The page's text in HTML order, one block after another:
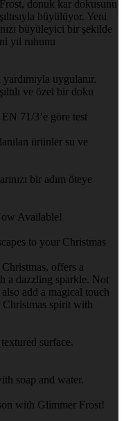
donuk kar dokusunu
büyülüyor. Yeni
büyüleyici bir şekilde
yıl ruhunu
uygulanır.
ve özel bir doku
71/3’e göre test
ürünler su ve
bir adım öteye
Available!
to your Christmas
offers a
a dazzling sparkle. Not
add a magical touch
spirit with
surface.
soap and water.
with Glimmer Frost!